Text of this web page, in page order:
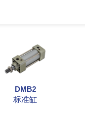
DMB2
标准缸